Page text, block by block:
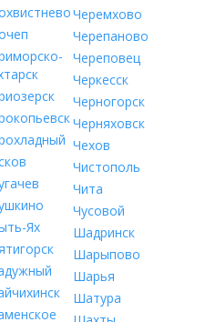
Ях
Черемхово
Черепаново
Череповец
Черкесск
Черногорск
Черняховск
Чехов
Чистополь
Чита
Чусовой
Шадринск
Шарыпово
Шарья
Шатура